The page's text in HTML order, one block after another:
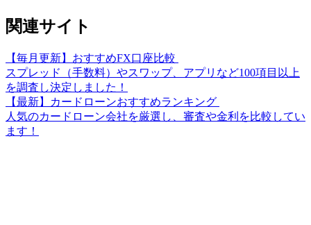
関連サイト
【毎月更新】おすすめFX口座比較
スプレッド（手数料）やスワップ、アプリなど100項目以上
を調査し決定しました！
【最新】カードローンおすすめランキング
人気のカードローン会社を厳選し、審査や金利を比較してい
ます！